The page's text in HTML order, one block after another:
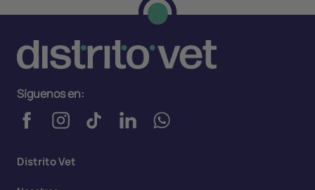
Distrito Vet
Síguenos en: